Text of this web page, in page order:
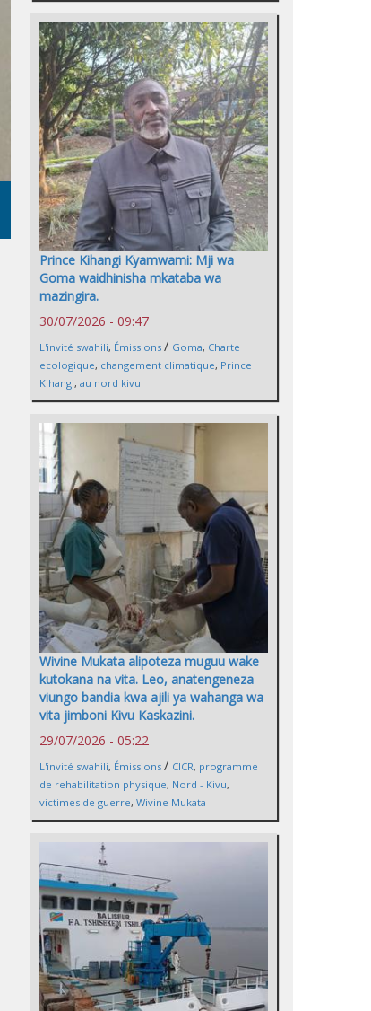
Prince Kihangi Kyamwami: Mji wa
Goma waidhinisha mkataba wa
mazingira.
30/07/2026 - 09:47
L'invité swahili, Émissions / Goma, Charte
ecologique, changement climatique, Prince
Kihangi, au nord kivu
Wivine Mukata alipoteza muguu wake
kutokana na vita. Leo, anatengeneza
viungo bandia kwa ajili ya wahanga wa
vita jimboni Kivu Kaskazini.
29/07/2026 - 05:22
L'invité swahili, Émissions / CICR, programme
de rehabilitation physique, Nord - Kivu,
victimes de guerre, Wivine Mukata